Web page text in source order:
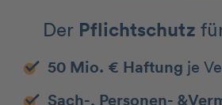
Der Pflichtschutz
50 Mio. € Haftung je
Sach-, Personen-